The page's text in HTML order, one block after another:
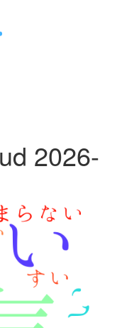
2026-